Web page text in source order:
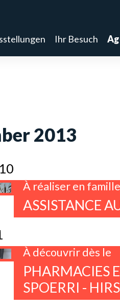
Ihr Besuch
2013
À réaliser en
ASSISTANCE
À découvrir dès le
PHARMACIES
SPOERRI -